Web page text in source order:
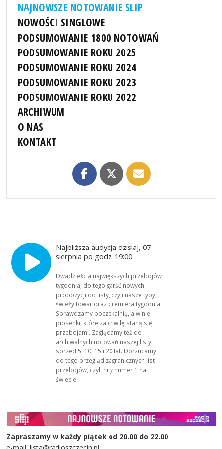
NAJNOWSZE NOTOWANIE SLIP
NOWOŚCI SINGLOWE
PODSUMOWANIE 1800 NOTOWAŃ
PODSUMOWANIE ROKU 2025
PODSUMOWANIE ROKU 2024
PODSUMOWANIE ROKU 2023
PODSUMOWANIE ROKU 2022
ARCHIWUM
O NAS
KONTAKT
Najbliższa audycja dzisiaj, 07
sierpnia po godz. 19:00
Dwadzieścia największych przebojów
tygodnia, do tego garść nowych
propozycji do listy, czyli nasze typy,
świeży towar oraz premiera tygodnia!
Sprawdzamy poczekalnię, a w niej
piosenki, które za chwilę staną się
przebojami. Zaglądamy też do
archiwalnych notowań naszej listy
sprzed 5, 10, 15 i 20 lat. Dorzucamy
do tego przegląd zagranicznych list
przebojów, czyli hity numer 1 na
świecie.
Zapraszamy w każdy piątek od 20.00 do 22.00
e-mail: lista@radioszczecin.pl